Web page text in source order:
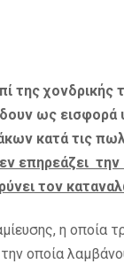
της
ως εισφορά
κατά τις
επηρεάζει
τον
η οποία
οποία